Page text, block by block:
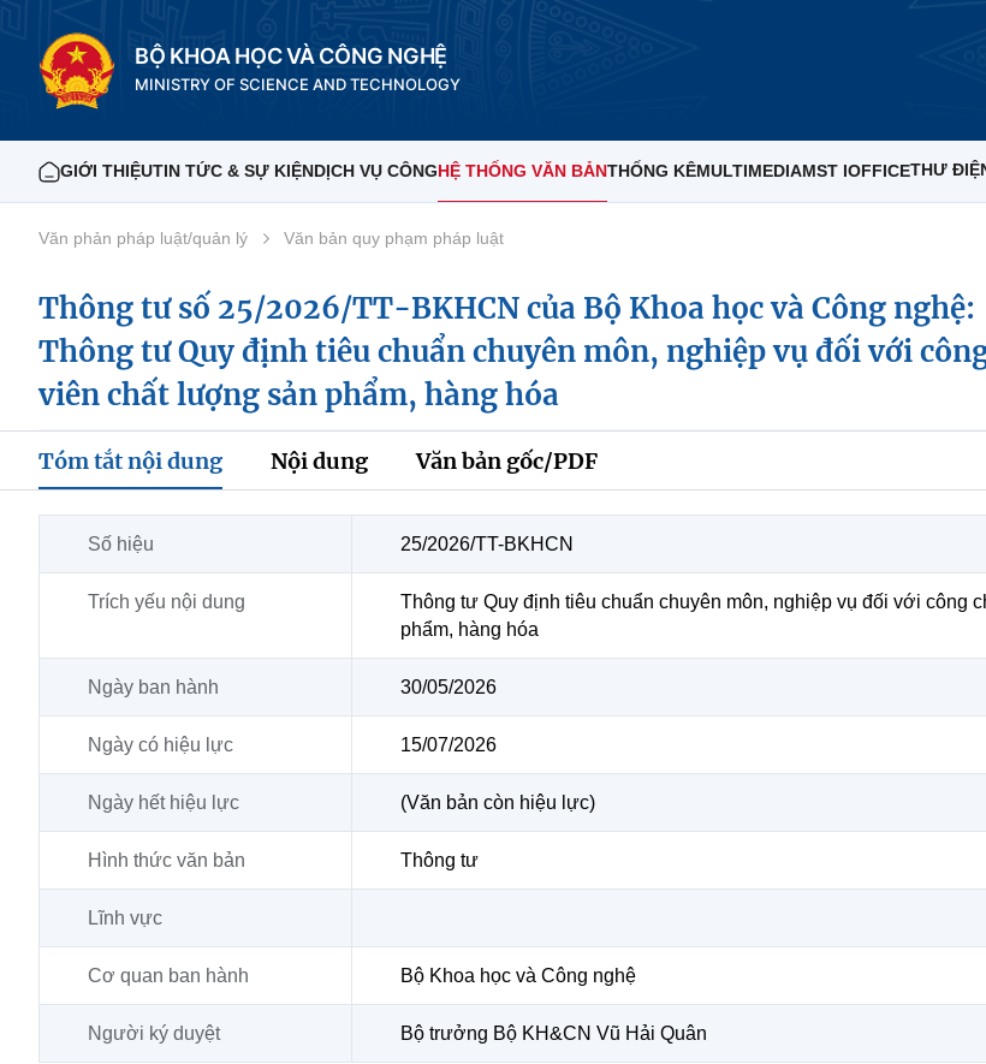
BỘ KHOA HỌC VÀ CÔNG NGHỆ
MINISTRY OF SCIENCE AND TECHNOLOGY
GIỚI THIỆUTIN TỨC & SỰ KIỆNDỊCH VỤ CÔNGHỆ THỐNG VĂN BẢNTHỐNG KÊMULTIMEDIAMST IOFFICETHƯ
Văn phản pháp luật/quản lý Văn bản quy phạm pháp luật
Thông tư số 25/2026/TT-BKHCN của Bộ Khoa học và Công nghệ:
Thông tư Quy định tiêu chuẩn chuyên môn, nghiệp vụ đối với
viên chất lượng sản phẩm, hàng hóa
Tóm tắt nội dung Nội dung Văn bản gốc/PDF
Số hiệu 25/2026/TT-BKHCN
Trích yếu nội dung
Thông tư Quy định tiêu chuẩn chuyên môn, nghiệp vụ đối với công
phẩm, hàng hóa
Ngày ban hành 30/05/2026
Ngày có hiệu lực 15/07/2026
Ngày hết hiệu lực (Văn bản còn hiệu lực)
Hình thức văn bản Thông tư
Lĩnh vực
Cơ quan ban hành Bộ Khoa học và Công nghệ
Người ký duyệt Bộ trưởng Bộ KH&CN Vũ Hải Quân